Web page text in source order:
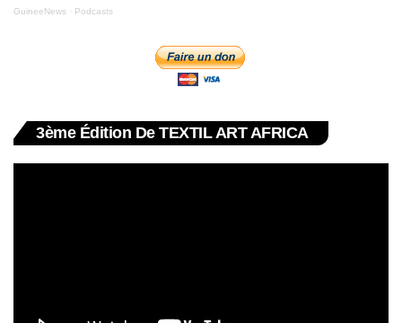
GuineeNews · Podcasts
3ème Édition De TEXTIL ART AFRICA